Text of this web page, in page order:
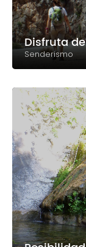
Disfruta
Senderismo